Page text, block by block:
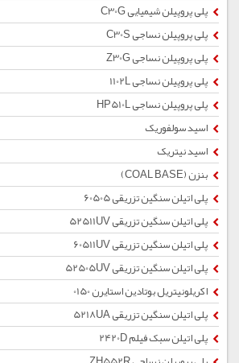
پلی پروپیلن شیمیایی C30G
پلی پروپیلن نساجی C30S
پلی پروپیلن نساجی Z30G
پلی پروپیلن نساجی 1102L
پلی پروپیلن نساجی HP510L
اسید سولفوریک
اسید نیتریک
بنزن (COAL BASE)
پلی اتیلن سنگین تزریقی 60505
پلی اتیلن سنگین تزریقی 52511UV
پلی اتیلن سنگین تزریقی 60511UV
پلی اتیلن سنگین تزریقی 52505UV
اکریلونیتریل بوتادین استایرن 0150
پلی اتیلن سنگین تزریقی 5218UA
پلی اتیلن سبک فیلم 2420D